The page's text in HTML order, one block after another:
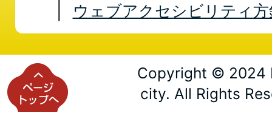
ウェブアクセシビリティ方
Copyright © 2024
city. All Rights